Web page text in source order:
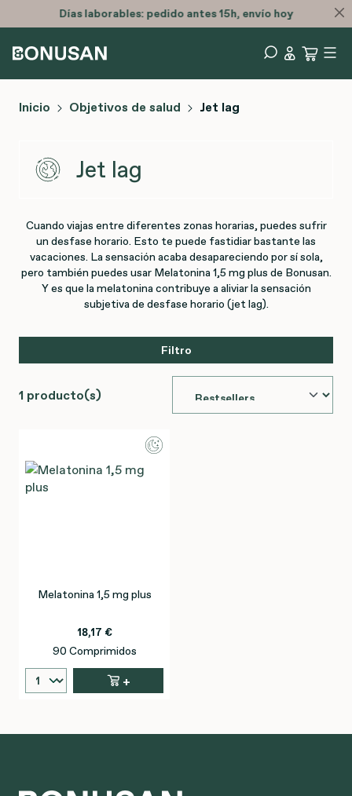
Días laborables: pedido antes 15h, envío hoy
Inicio Objetivos de salud Jet lag
Jet lag
Cuando viajas entre diferentes zonas horarias, puedes sufrir
un desfase horario. Esto te puede fastidiar bastante las
vacaciones. La sensación acaba desapareciendo por sí sola,
pero también puedes usar Melatonina 1,5 mg plus de Bonusan.
Y es que la melatonina contribuye a aliviar la sensación
subjetiva de desfase horario (jet lag).
Filtro
1 producto(s)
Melatonina 1,5 mg plus
18,17 €
90 Comprimidos
+